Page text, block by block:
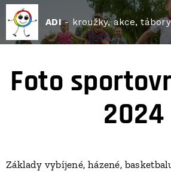
ADI- kroužky, akce, tábory
Foto
2024
Základy vybíjené, házené,